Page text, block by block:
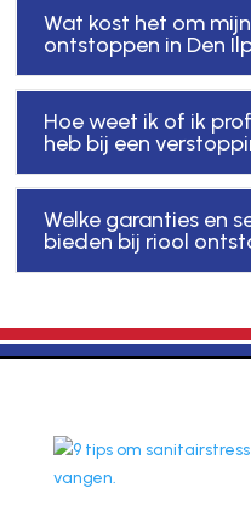
Wat kost het om
ontstoppen in Den
Hoe weet ik of ik
heb bij een
Welke garanties en
bieden bij riool